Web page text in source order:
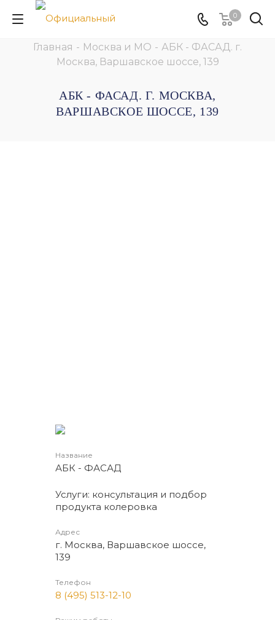
0
Главная - Москва и МО - АБК - ФАСАД. г.
Москва, Варшавское шоссе, 139
АБК - ФАСАД. Г. МОСКВА,
ВАРШАВСКОЕ ШОССЕ, 139
Название
АБК - ФАСАД
Услуги: консультация и подбор
продукта колеровка
Адрес
г. Москва, Варшавское шоссе,
139
Телефон
8 (495) 513-12-10